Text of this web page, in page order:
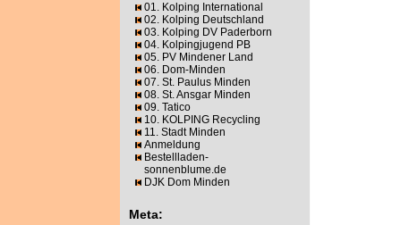
01. Kolping International
02. Kolping Deutschland
03. Kolping DV Paderborn
04. Kolpingjugend PB
05. PV Mindener Land
06. Dom-Minden
07. St. Paulus Minden
08. St. Ansgar Minden
09. Tatico
10. KOLPING Recycling
11. Stadt Minden
Anmeldung
Bestellladen-
sonnenblume.de
DJK Dom Minden
Meta: